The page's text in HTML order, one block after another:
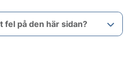
fel på den här sidan?